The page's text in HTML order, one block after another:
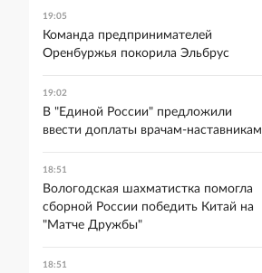
19:05
Команда предпринимателей
Оренбуржья покорила Эльбрус
19:02
В "Единой России" предложили
ввести доплаты врачам-наставникам
18:51
Вологодская шахматистка помогла
сборной России победить Китай на
"Матче Дружбы"
18:51